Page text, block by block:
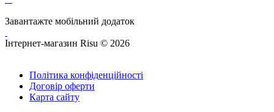
Завантажте мобільний додаток
Інтернет-магазин Risu © 2026
Політика конфіденційності
Договір оферти
Карта сайту